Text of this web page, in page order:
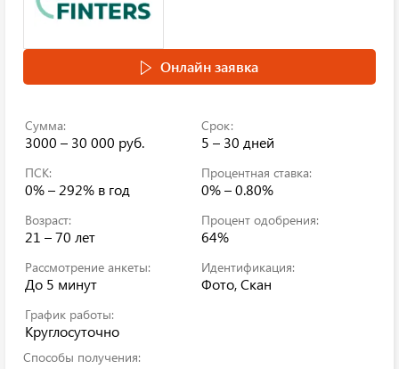
Онлайн заявка
Сумма:
3000 – 30 000 руб.
Срок:
5 – 30 дней
ПСК:
0% – 292% в год
Процентная ставка:
0% – 0.80%
Возраст:
21 – 70 лет
Процент одобрения:
64%
Рассмотрение анкеты:
До 5 минут
Идентификация:
Фото, Скан
График работы:
Круглосуточно
Способы получения: